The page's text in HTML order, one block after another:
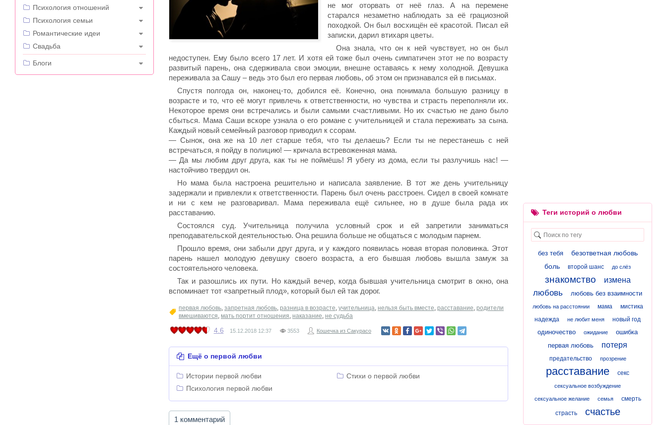
не мог оторвать от неё глаз. А на перемене
старался незаметно наблюдать за её грациозной
походкой. Он был восхищён её красотой. Писал ей
записки, дарил втихаря цветы.
Она знала, что он к ней чувствует, но он был
недоступен. Ему было всего 17 лет. И хотя ей тоже был очень симпатичен этот не по возрасту
развитый парень, она сдерживала свои эмоции, внешне оставаясь к нему холодной. Девушка
переживала за Сашу – ведь это был его первая любовь, об этом он признавался ей в письмах.
Спустя полгода он, наконец-то, добился её. Конечно, она понимала большую разницу в
возрасте и то, что её могут привлечь к ответственности, но чувства и страсть переполняли их.
Некоторое время они встречались и были самыми счастливыми. Но их счастью не дано было
сбыться. Мама Саши вскоре узнала о его романе с учительницей и стала переживать за сына.
Каждый новый семейный разговор приводил к ссорам.
— Сынок, она же на 10 лет старше тебя, что ты делаешь? Если ты не перестанешь с ней
встречаться, я пойду в полицию! — кричала встревоженная мама.
— Да мы любим друг друга, как ты не поймёшь! Я убегу из дома, если ты разлучишь нас! —
настойчиво твердил он.
Но мама была настроена решительно и написала заявление. В тот же день учительницу
задержали и привлекли к ответственности. Парень был очень расстроен. Сидел в своей комнате
и ни с кем не разговаривал. Мама переживала ещё сильнее, но в душе была рада их
расставанию.
Состоялся суд. Учительница получила условный срок и ей запретили заниматься
преподавательской деятельностью. Она решила больше не общаться с молодым парнем.
Прошло время, они забыли друг друга, и у каждого появилась новая вторая половинка. Этот
парень нашел молодую девушку своего возраста, а его бывшая любовь вышла замуж за
состоятельного человека.
Так и разошлись их пути. Но каждый вечер, когда бывшая учительница смотрит в окно, она
вспоминает тот «запретный плод», который был ей так дорог.
первая любовь, запретная любовь, разница в возрасте, учительница, нельзя быть вместе, расставание, родители
вмешиваются, мать портит отношения, наказание, не судьба
4.6 15.12.2018 12:37 3553 Кошечка из Сакурасо
Ещё о первой любви
Истории первой любви
Стихи о первой любви
Психология первой любви
1 комментарий
---
Психология отношений
Психология семьи
Романтические идеи
Свадьба
---
Блоги
Теги историй о любви
без тебя
безответная любовь
боль
второй шанс до слёз
знакомство измена
любовь любовь без взаимности
любовь на расстоянии мама
мистика
надежда
не любит меня новый год
одиночество ожидание
ошибка
первая любовь
потеря
предательство прозрение
расставание секс
сексуальное возбуждение
сексуальное желание семья смерть
страсть счастье